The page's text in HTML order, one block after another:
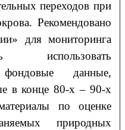
переходов при
Рекомендовано
для мониторинга
использовать
данные,
в конце 80-х – 90-х
по оценке
природных